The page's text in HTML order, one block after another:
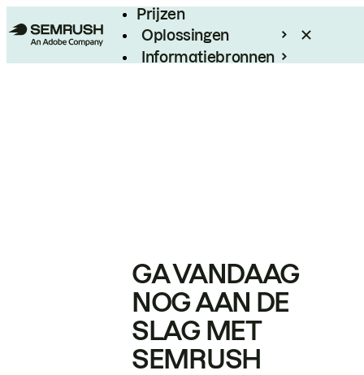
Prijzen
Oplossingen
Informatiebronnen
GA VANDAAG
NOG AAN DE
SLAG MET
SEMRUSH